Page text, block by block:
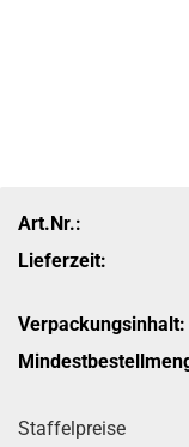
Art.Nr.:
Lieferzeit:
Verpackungsinhalt:
Staffelpreise